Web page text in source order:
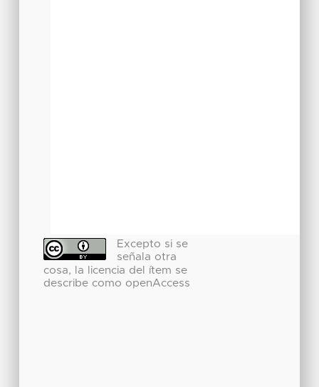
Excepto si se
señala otra
cosa, la licencia del ítem se
describe como openAccess